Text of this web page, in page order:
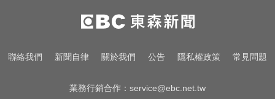
里約直升機墜毀 哥倫比亞一家3名
女性罹難
台指期夜盤狂飆736點 專家揭反彈
聯絡我們 新聞自律 關於我們 公告 隱私權政策 常見問題
業務行銷合作： service@ebc.net.tw